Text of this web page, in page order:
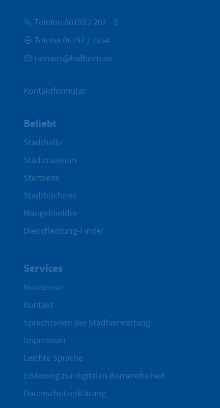
Telefon 06192 / 202 - 0
Telefax 06192 / 7654
rathaus@hofheim.de
Kontaktformular
Beliebt
Stadthalle
Stadtmuseum
Startseite
Stadtbücherei
Mängelmelder
Dienstleistung-Finder
Services
Notdienste
Kontakt
Sprechzeiten der Stadtverwaltung
Impressum
Leichte Sprache
Erklärung zur digitalen Barrierefreiheit
Datenschutzerklärung